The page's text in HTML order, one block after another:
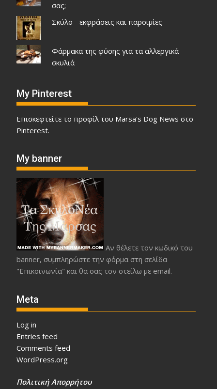
σας;
Σκύλο - εκφράσεις και παροιμίες
Φάρμακα της φύσης για τα αλλεργικά
σκυλιά
My Pinterest
Επισκεφτείτε το προφίλ του Marsa's Dog News στο
Pinterest.
My banner
Αν θέλετε τον κωδικό του
banner, συμπληρώστε την φόρμα στη σελίδα
"Επικοινωνία" και θα σας τον στείλω με email.
Meta
Log in
Entries feed
Comments feed
WordPress.org
Πολιτική Απορρήτου